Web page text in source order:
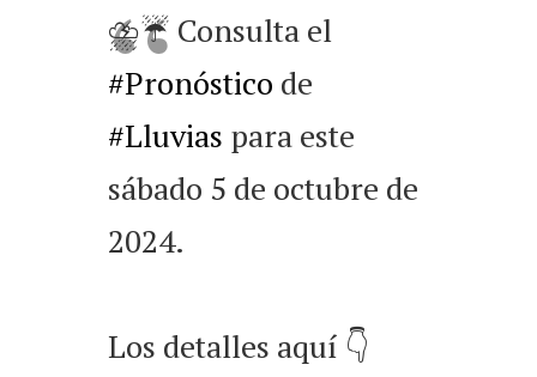
⛈️☔️ Consulta el
#Pronóstico de
#Lluvias para este
sábado 5 de octubre de
2024.
Los detalles aquí 👇